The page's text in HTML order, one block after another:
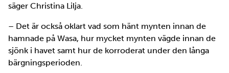
säger Christina Lilja.
– Det är också oklart vad som hänt mynten innan de
hamnade på Wasa, hur mycket mynten vägde innan de
sjönk i havet samt hur de korroderat under den långa
bärgningsperioden.